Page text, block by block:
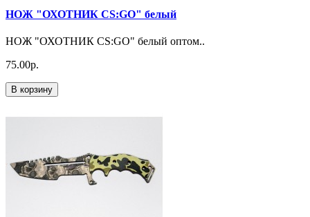
НОЖ "ОХОТНИК CS:GO" белый
НОЖ "ОХОТНИК CS:GO" белый оптом..
75.00р.
В корзину